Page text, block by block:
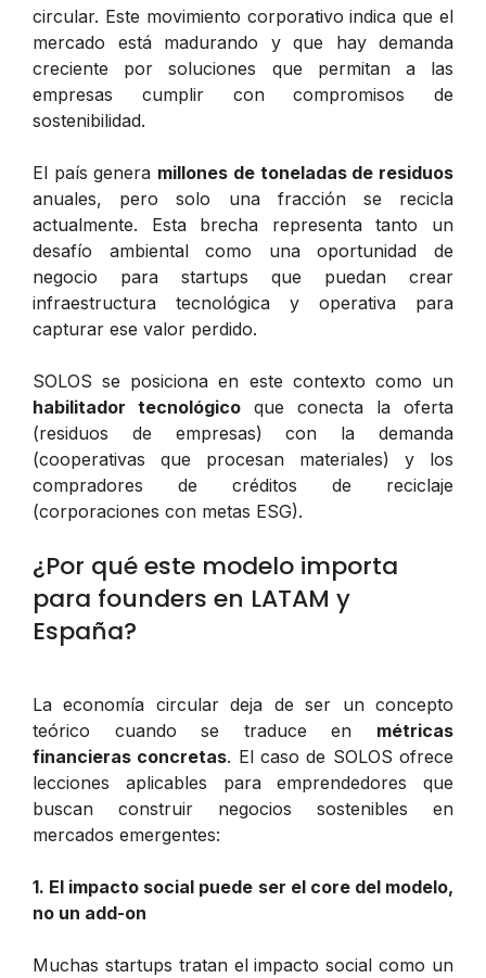
circular. Este movimiento corporativo indica que el
mercado está madurando y que hay demanda
creciente por soluciones que permitan a las
empresas cumplir con compromisos de
sostenibilidad.
El país genera millones de toneladas de residuos
anuales, pero solo una fracción se recicla
actualmente. Esta brecha representa tanto un
desafío ambiental como una oportunidad de
negocio para startups que puedan crear
infraestructura tecnológica y operativa para
capturar ese valor perdido.
SOLOS se posiciona en este contexto como un
habilitador tecnológico que conecta la oferta
(residuos de empresas) con la demanda
(cooperativas que procesan materiales) y los
compradores de créditos de reciclaje
(corporaciones con metas ESG).
¿Por qué este modelo importa
para founders en LATAM y
España?
La economía circular deja de ser un concepto
teórico cuando se traduce en métricas
financieras concretas. El caso de SOLOS ofrece
lecciones aplicables para emprendedores que
buscan construir negocios sostenibles en
mercados emergentes:
1. El impacto social puede ser el core del modelo,
no un add-on
Muchas startups tratan el impacto social como un